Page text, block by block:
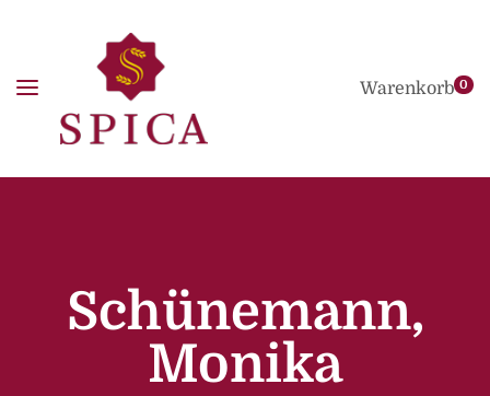
Warenkorb0
Schünemann,
Monika